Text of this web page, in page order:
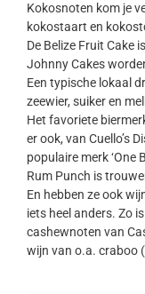
Kokosnoten kom je
kokostaart en
De Belize Fruit Cake
Johnny Cakes
Een typische lokaal
zeewier, suiker en
Het favoriete
er ook, van Cuello’s
populaire merk ‘One
Rum Punch is
En hebben ze ook
iets heel anders. Zo
cashewnoten van
wijn van o.a. craboo